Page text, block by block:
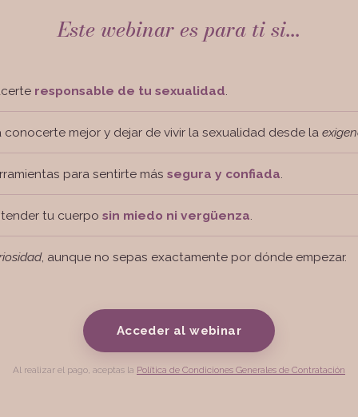
Este webinar es para ti si...
responsable de tu sexualidad.
conocerte mejor y dejar de vivir la sexualidad desde la
para sentirte más segura y confiada.
tu cuerpo sin miedo ni vergüenza.
, aunque no sepas exactamente por dónde empezar.
Acceder al webinar
Al realizar el pago, aceptas la Política de Condiciones Generales de Contratación